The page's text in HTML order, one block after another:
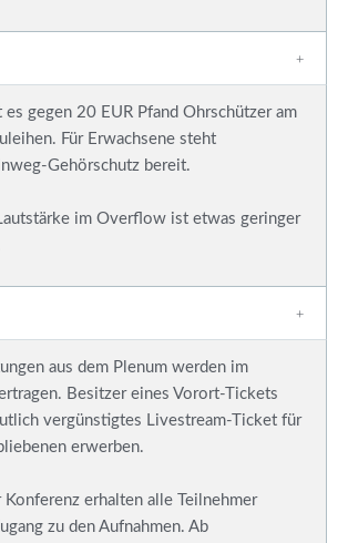
es gegen 20 EUR Pfand Ohrschützer am
Für Erwachsene steht
Gehörschutz bereit.
im Overflow ist etwas geringer
aus dem Plenum werden im
Besitzer eines Vorort-Tickets
vergünstigtes Livestream-Ticket für
erwerben.
Konferenz erhalten alle Teilnehmer
zu den Aufnahmen. Ab